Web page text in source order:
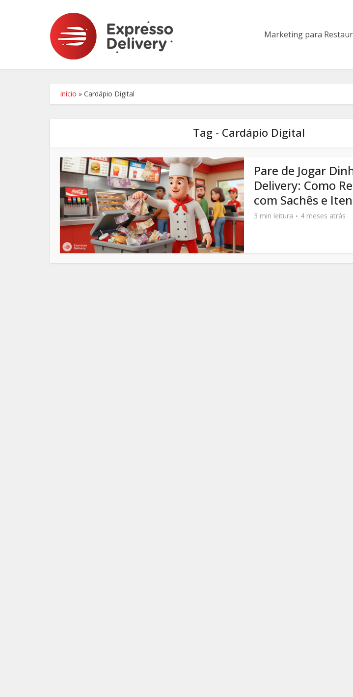
Marketing para
Início » Cardápio Digital
Tag - Cardápio Digital
Pare de Jogar
Delivery: Como
com Sachês e
3 min leitura 4 meses atrás